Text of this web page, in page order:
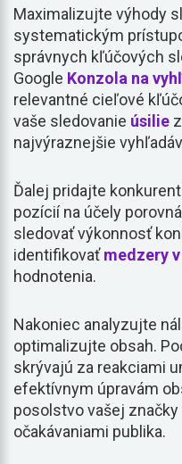
Maximalizujte výhody
systematickým
správnych kľúčových
Google Konzola na
relevantné cieľové
vaše sledovanie úsilie
najvýraznejšie
Ďalej pridajte
pozícií na účely
sledovať výkonnosť
identifikovaťmedzery
hodnotenia.
Nakoniec analyzujte
optimalizujte obsah.
skrývajú za reakciami
efektívnym úpravám
posolstvo vašej
očakávaniami publika.